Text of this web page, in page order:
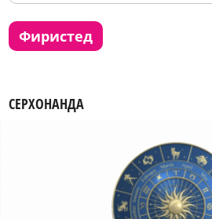
фиристед
СЕРХОНАНДА